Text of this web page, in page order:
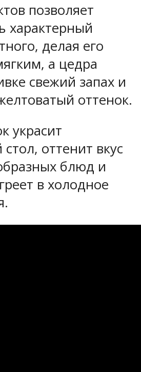
позволяет
характерный
делая его
а цедра
свежий запах и
оттенок.
украсит
оттенит вкус
блюд и
в холодное